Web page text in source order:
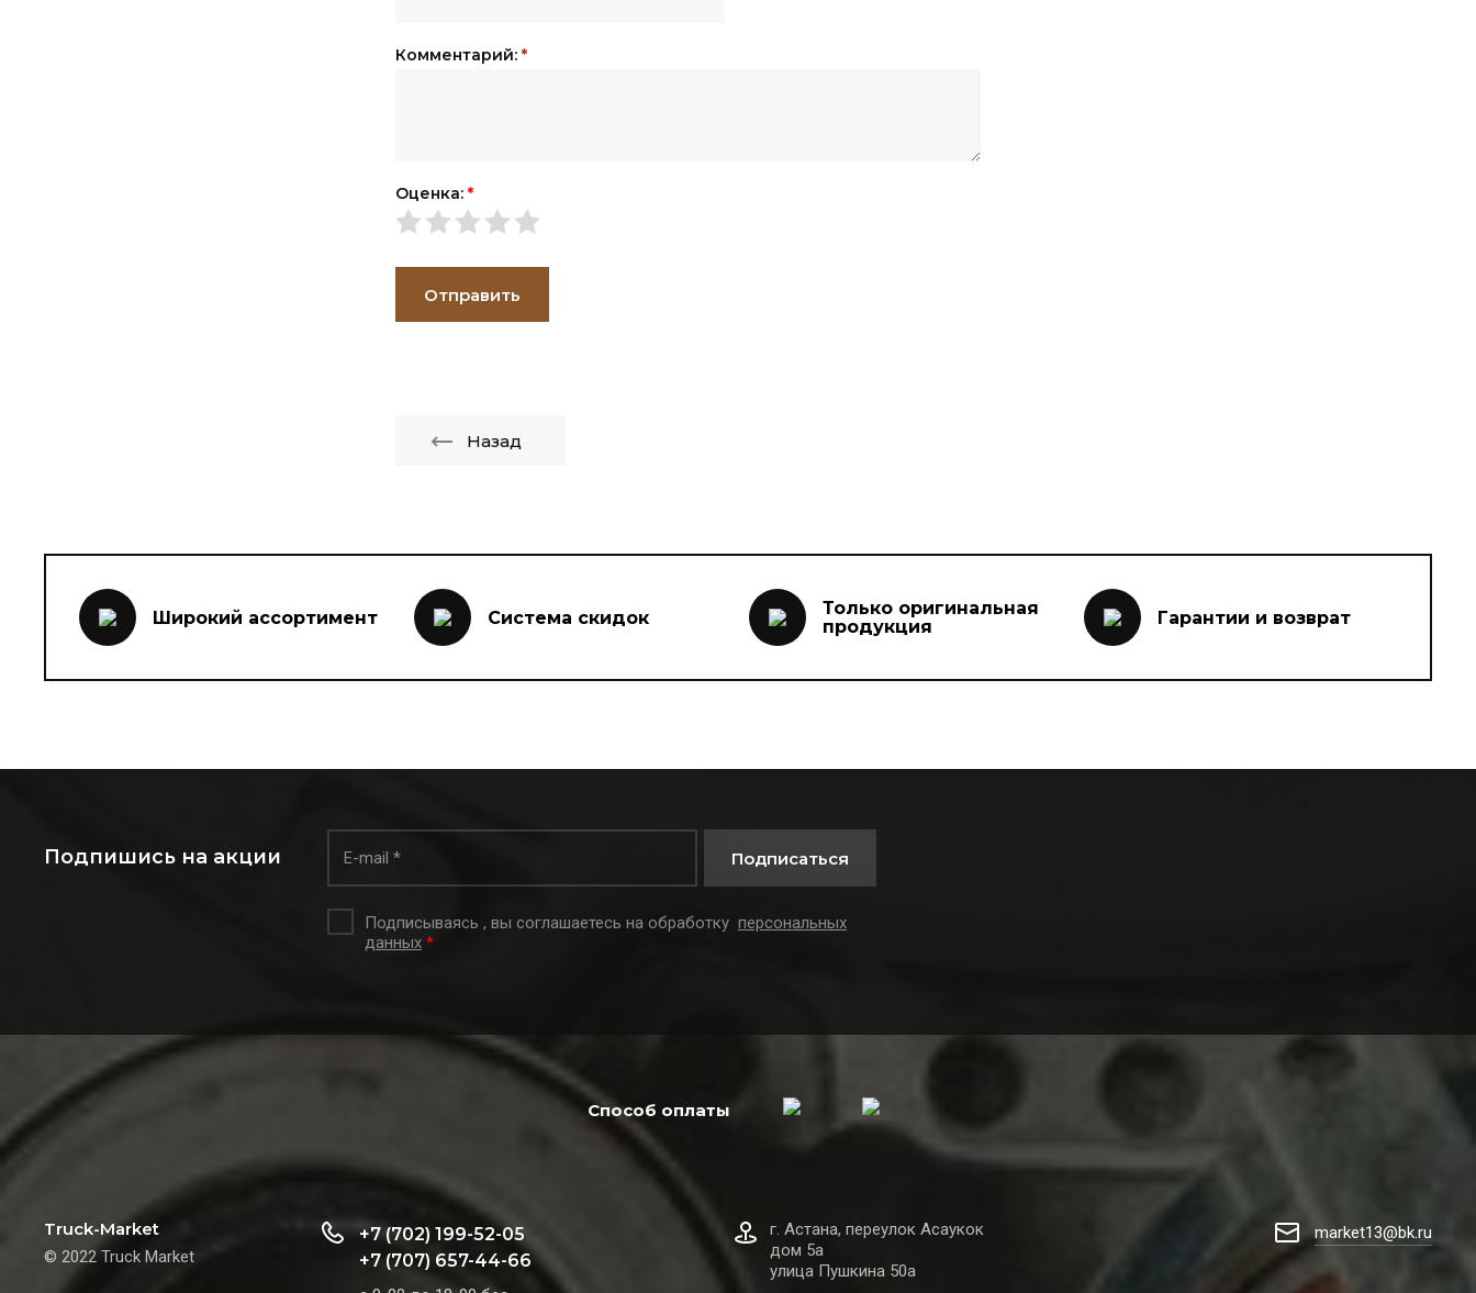
Комментарий: *
Оценка: *
Отправить
Назад
Широкий ассортимент Система скидок
Только оригинальная
продукция
Гарантии и возврат
Подпишись на акции
Подписываясь , вы соглашаетесь на обработку персональных
данных *
Подписаться
Способ оплаты
Truck-Market
© 2022 Truck Market
+7 (702) 199-52-05
+7 (707) 657-44-66
г. Астана, переулок Асаукок
дом 5а
улица Пушкина 50а
market13@bk.ru